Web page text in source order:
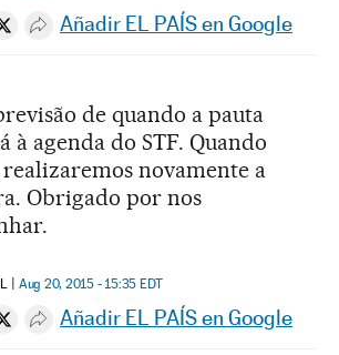
en Whatsapp
en Facebook
Compartir en Twitter
Desplegar Redes Sociales
Añadir EL PAÍS en Google
de quando a pauta
à agenda do STF. Quando
novamente a
Obrigado por nos
Aug 20, 2015 - 15:35 EDT
en Whatsapp
en Facebook
Compartir en Twitter
Desplegar Redes Sociales
Añadir EL PAÍS en Google